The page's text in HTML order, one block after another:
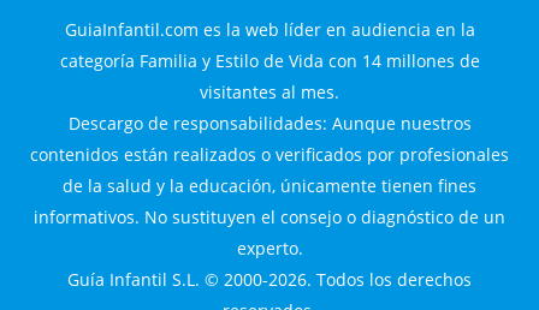
GuiaInfantil.com es la web líder en audiencia en la
categoría Familia y Estilo de Vida con 14 millones de
visitantes al mes.
Descargo de responsabilidades: Aunque nuestros
contenidos están realizados o verificados por profesionales
de la salud y la educación, únicamente tienen fines
informativos. No sustituyen el consejo o diagnóstico de un
experto.
Guía Infantil S.L. © 2000-2026. Todos los derechos